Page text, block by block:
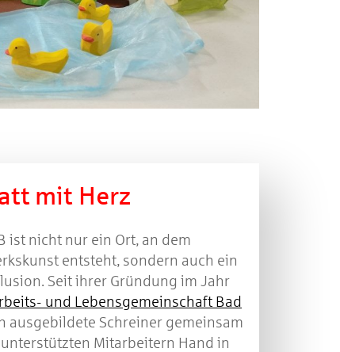
mit Herz
ist nicht nur ein Ort, an dem
entsteht, sondern auch ein
Seit ihrer Gründung im Jahr
und Lebensgemeinschaft Bad
ausgebildete Schreiner gemeinsam
Mitarbeitern Hand in